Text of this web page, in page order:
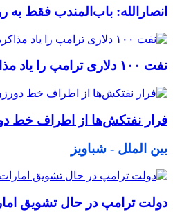
انصارالله: باب‌المندب فقط
نفت ۱۰۰ دلاری ترامپ را یاد مذاکره با ایران انداخت
فرار نفتکش‌ها از اطراف خط
بین الملل - شباویز
دولت ترامپ در حال تشویق